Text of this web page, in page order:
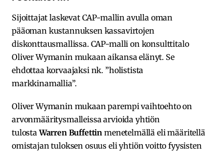
Sijoittajat laskevat CAP-mallin avulla oman
pääoman kustannuksen kassavirtojen
diskonttausmallissa. CAP-malli on konsulttitalo
Oliver Wymanin mukaan aikansa elänyt. Se
ehdottaa korvaajaksi nk. ”holistista
markkinamallia”.
Oliver Wymanin mukaan parempi vaihtoehto on
arvonmääritysmalleissa arvioida yhtiön
tulostaWarren Buffettin menetelmällä eli määritellä
omistajan tuloksen osuus eli yhtiön voitto fyysisten